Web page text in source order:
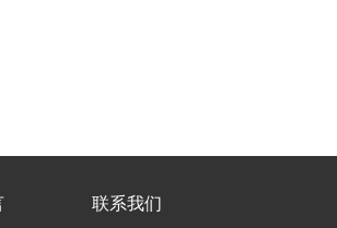
联系我们